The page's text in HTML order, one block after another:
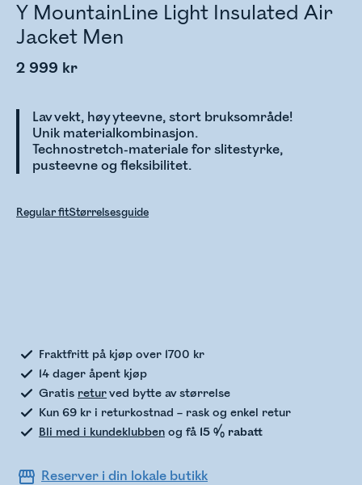
Y MountainLine Light Insulated Air
Jacket Men
2 999 kr
Lav vekt, høy yteevne, stort bruksområde!
Unik materialkombinasjon.
Technostretch-materiale for slitestyrke,
pusteevne og fleksibilitet.
Regular fitStørrelsesguide
Fraktfritt på kjøp over 1700 kr
14 dager åpent kjøp
Gratis returved bytte av størrelse
Kun 69 kr i returkostnad – rask og enkel retur
Bli med i kundeklubben og få 15 % rabatt
Reserver i din lokale butikk